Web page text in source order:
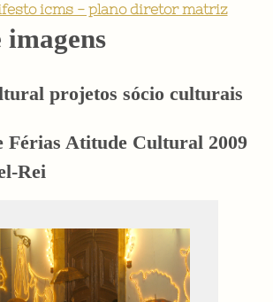
icms - plano diretor matriz
imagens
projetos sócio culturais
Férias Atitude Cultural 2009
Rei